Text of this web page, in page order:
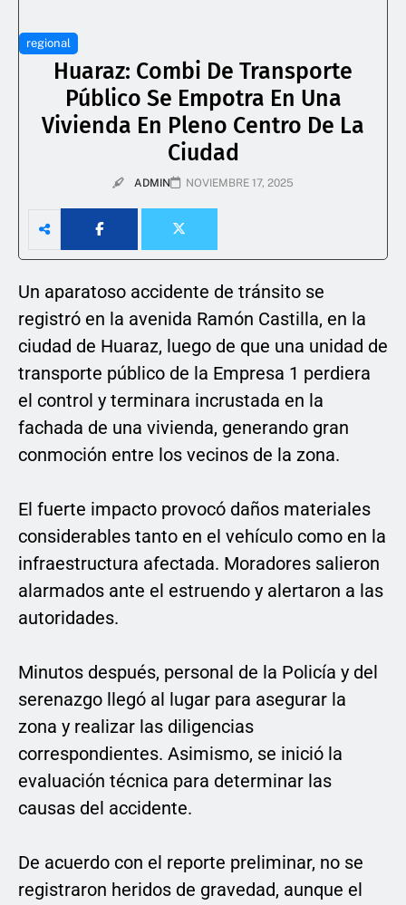
regional
Huaraz: Combi De Transporte
Público Se Empotra En Una
Vivienda En Pleno Centro De La
Ciudad
ADMIN NOVIEMBRE 17, 2025
Un aparatoso accidente de tránsito se
registró en la avenida Ramón Castilla, en la
ciudad de Huaraz, luego de que una unidad de
transporte público de la Empresa 1 perdiera
el control y terminara incrustada en la
fachada de una vivienda, generando gran
conmoción entre los vecinos de la zona.
El fuerte impacto provocó daños materiales
considerables tanto en el vehículo como en la
infraestructura afectada. Moradores salieron
alarmados ante el estruendo y alertaron a las
autoridades.
Minutos después, personal de la Policía y del
serenazgo llegó al lugar para asegurar la
zona y realizar las diligencias
correspondientes. Asimismo, se inició la
evaluación técnica para determinar las
causas del accidente.
De acuerdo con el reporte preliminar, no se
registraron heridos de gravedad, aunque el